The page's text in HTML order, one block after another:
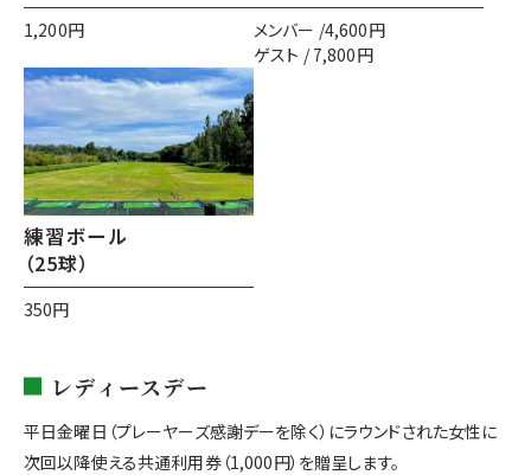
1,200円
メンバー /4,600円
ゲスト / 7,800円
練習ボール
（25球）
350円
レディースデー
平日金曜日（プレーヤーズ感謝デーを除く）にラウンドされた女性に
次回以降使える共通利用券（1,000円）を贈呈します。